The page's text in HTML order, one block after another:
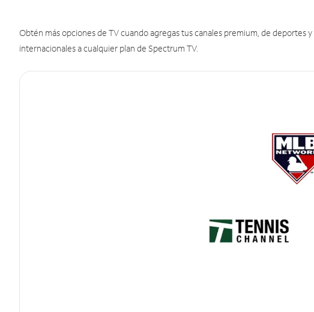
Obtén más opciones de TV cuando agregas tus canales premium, de deportes
internacionales a cualquier plan de Spectrum TV.